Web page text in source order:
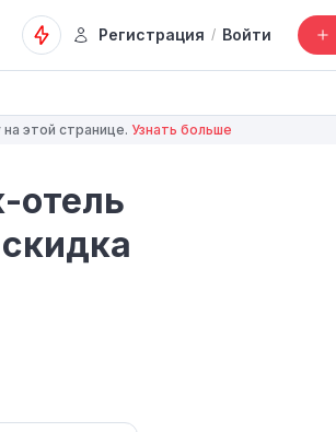
Регистрация / Войти
этой странице. Узнать больше